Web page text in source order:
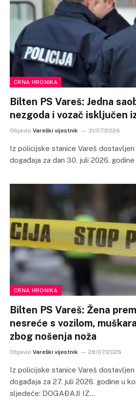
CRNA HRONIKA
Bilten PS Vareš: Jedna
nezgoda i vozač isključen
Objavio Vareški vijestnik 31/07/2026
Iz policijske stanice Vareš
događaja za dan 30. juli 2026.
CRNA HRONIKA
Bilten PS Vareš: Žena
nesreće s vozilom,
zbog nošenja noža
Objavio Vareški vijestnik 28/07/2026
Iz policijske stanice Vareš
događaja za 27. juli 2026. godine u
sljedeće: DOGAĐAJI IZ…